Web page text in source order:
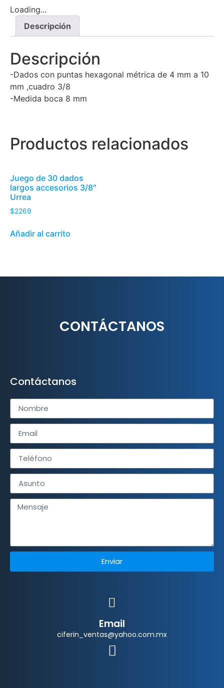
Loading...
Descripción
Descripción
-Dados con puntas hexagonal métrica de 4 mm a 10
mm ,cuadro 3/8
-Medida boca 8 mm
Productos relacionados
Juego de 30 dados
largos accesorios 3/8″
Urrea
$2269
Añadir al carrito
CONTÁCTANOS
Contáctanos
Enviar
Email
ciferin_ventas@yahoo.com.mx